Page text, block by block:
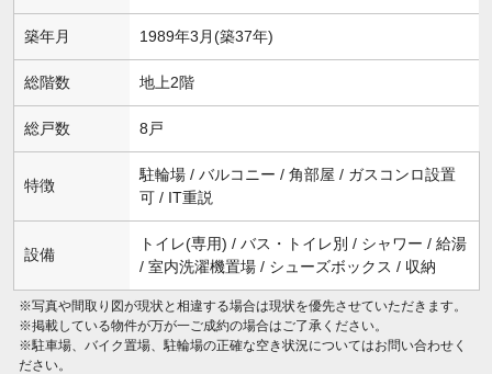
築年月 1989年3月(築37年)
総階数 地上2階
総戸数 8戸
特徴
駐輪場 / バルコニー / 角部屋 / ガスコンロ設置
可 / IT重説
設備
トイレ(専用) / バス・トイレ別 / シャワー / 給湯
/ 室内洗濯機置場 / シューズボックス / 収納
※写真や間取り図が現状と相違する場合は現状を優先させていただきます。
※掲載している物件が万が一ご成約の場合はご了承ください。
※駐車場、バイク置場、駐輪場の正確な空き状況についてはお問い合わせく
ださい。